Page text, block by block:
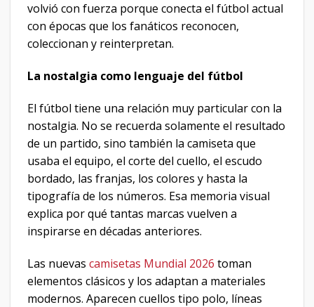
volvió con fuerza porque conecta el fútbol actual
con épocas que los fanáticos reconocen,
coleccionan y reinterpretan.
La nostalgia como lenguaje del fútbol
El fútbol tiene una relación muy particular con la
nostalgia. No se recuerda solamente el resultado
de un partido, sino también la camiseta que
usaba el equipo, el corte del cuello, el escudo
bordado, las franjas, los colores y hasta la
tipografía de los números. Esa memoria visual
explica por qué tantas marcas vuelven a
inspirarse en décadas anteriores.
Las nuevas camisetas Mundial 2026 toman
elementos clásicos y los adaptan a materiales
modernos. Aparecen cuellos tipo polo, líneas